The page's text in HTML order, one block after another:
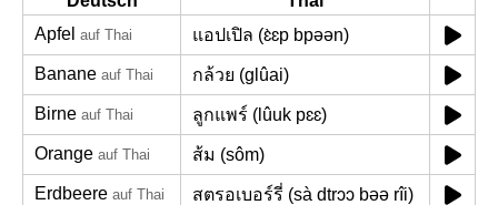
Apfel auf Thai แอปเปิล (ɛ̀ɛp bpəən)
Banane auf Thai กล้วย (glûai)
Birne auf Thai ลูกแพร์ (lûuk pɛɛ)
Orange auf Thai ส้ม (sôm)
Erdbeere auf Thai สตรอเบอร์รี่ (sà dtrɔɔ bəə rîi)